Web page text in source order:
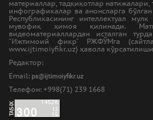
материаллар, тадқиқотлар
инфографикалар ва анонсларга
Республикасининг интеллектуал мулк
мувофиқ ҳимоя қилинади.
видеоматериаллардан исталган
“Ижтимоий фикр” РЖФЎМга
www.ijtimoiyfikr.uz) ҳавола
Редактор:
Email: ps@ijtimoiyfikr.uz
Tелефон: +998(71) 239 1668